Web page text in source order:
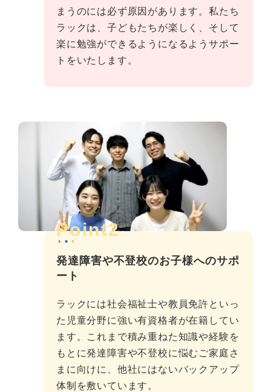
まうのには必ず原因があります。私たち
ラックは、子どもたちが楽しく、そして
楽に勉強ができるようになるようサポー
トをいたします。
Point2
発達障害や不登校のお子様へのサポ
ート
ラックには社会福祉士や教員免許といっ
た児童分野に強い有資格者が在籍してい
ます。これまで積み重ねた知識や経験を
もとに発達障害や不登校に悩むご家庭さ
まに向けに、他社にはないバックアップ
体制を敷いています。